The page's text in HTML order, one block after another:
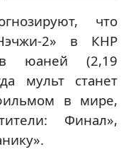
что
2» в КНР
юаней (2,19
мульт станет
в мире,
Финал»,